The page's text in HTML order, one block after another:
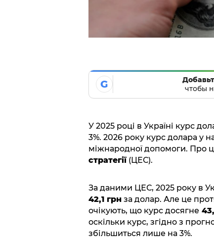
G
чтобы
У 2025 році в Україні курс
3%. 2026 року курс долара у
міжнародної допомоги. Про
стратегії(ЦЕС).
За даними ЦЕС, 2025 року в
42,1 грнза долар. Але це
очікують, що курс досягне
оскільки курс, згідно з
збільшиться лише на 3%.